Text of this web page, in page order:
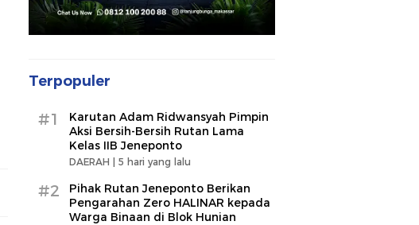
Terpopuler
#1
Karutan Adam Ridwansyah Pimpin
Aksi Bersih-Bersih Rutan Lama
Kelas IIB Jeneponto
DAERAH | 5 hari yang lalu
#2
Pihak Rutan Jeneponto Berikan
Pengarahan Zero HALINAR kepada
Warga Binaan di Blok Hunian